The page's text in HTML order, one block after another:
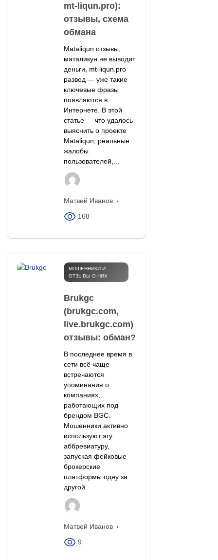
mt‑liqun.pro):
отзывы, схема
обмана
Mataliqun отзывы,
маталикун не выводит
деньги, mt-liqun.pro
развод — уже такие
ключевые фразы
появляются в
Интернете. В этой
статье — что удалось
выяснить о проекте
Mataliqun, реальные
жалобы
пользователей,...
Матвей Иванов
168
МОШЕННИКИ И
ОТЗЫВЫ О НИХ
Brukgc
(brukgc.com,
live.brukgc.com)
отзывы: обман?
В последнее время в
сети всё чаще
встречаются
упоминания о
компаниях,
работающих под
брендом BGC.
Мошенники активно
используют эту
аббревиатуру,
запуская фейковые
брокерские
платформы одну за
другой.
Матвей Иванов
9